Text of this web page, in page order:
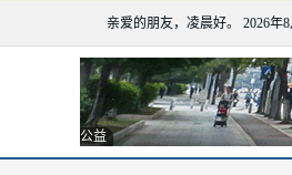
亲爱的朋友，凌晨好。 2026年
公益